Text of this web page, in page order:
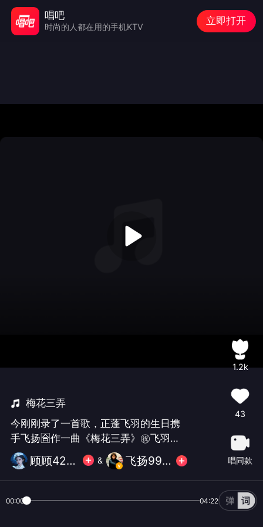
梅花三弄
今刚刚录了一首歌，正蓬飞羽的生日携
手飞扬🈴作一曲《梅花三弄》㊗️飞羽美
女生日快乐永远青春靓丽年年十八🌹🌹
🌹🎂🎂🎂🎂🎂🎂生日快乐
顾顾423560 & 飞扬9989
1.2k
43
唱同款
00:00 04:22
唱吧
时尚的人都在用的手机KTV
立即打开